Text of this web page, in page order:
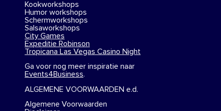
Kookworkshops
Humor workshops
Schermworkshops
Salsaworkshops
City Games
Expeditie Robinson
Tropicana Las Vegas Casino Night
Ga voor nog meer inspiratie naar
Events4Business.
ALGEMENE VOORWAARDEN e.d.
Algemene Voorwaarden